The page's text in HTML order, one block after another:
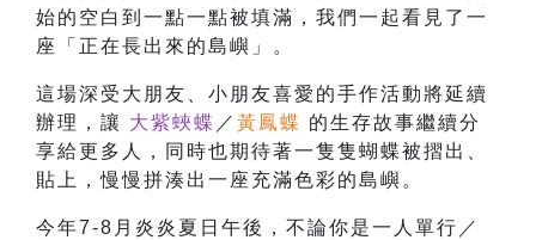
始的空白到一點一點被填滿，我們一起看見了一
座「正在長出來的島嶼」。
這場深受大朋友、小朋友喜愛的手作活動將延續
辦理，讓 大紫蛺蝶 ／ 黃鳳蝶 的生存故事繼續分
享給更多人，同時也期待著一隻隻蝴蝶被摺出、
貼上，慢慢拼湊出一座充滿色彩的島嶼。
今年7-8月炎炎夏日午後，不論你是一人單行／